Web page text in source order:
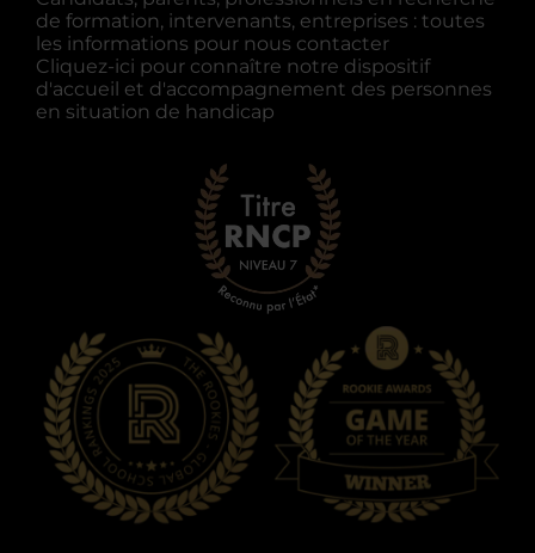
de formation, intervenants, entreprises : toutes
les informations pour nous contacter
Cliquez-ici pour connaître notre dispositif
d'accueil et d'accompagnement des personnes
en situation de handicap